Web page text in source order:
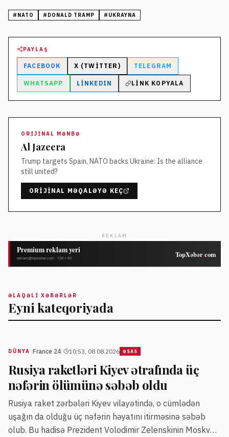
# NATO # DONALD TRAMP # UKRAYNA
PAYLAŞ
FACEBOOK X (TWITTER) TELEGRAM
WHATSAPP LINKEDIN LINK KOPYALA
ORIJINAL MƏNBƏ
Al Jazeera
Trump targets Spain, NATO backs Ukraine: Is the alliance
still united?
ORIJINAL MƏQALƏYƏ KEÇ
REKLAM
ƏLAQƏLI XƏBƏRLƏR
Eyni kateqoriyada
DÜNYA France 24| 10:53, 08.08.2026 ƏSAS
Rusiya raketləri Kiyev ətrafında üç
nəfərin ölümünə səbəb oldu
Rusiya raket zərbələri Kiyev vilayətində, o cümlədən
uşağın da olduğu üç nəfərin həyatını itirməsinə səbəb
olub. Bu hadisə Prezident Volodimir Zelenskinin Moskva